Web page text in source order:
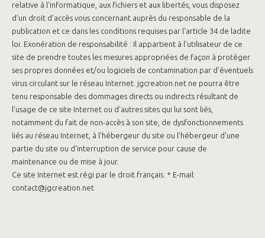
relative à l'informatique, aux fichiers et aux libertés, vous disposez
d'un droit d'accès vous concernant auprès du responsable de la
publication et ce dans les conditions requises par l'article 34 de ladite
loi. Exonération de responsabilité : Il appartient à l'utilisateur de ce
site de prendre toutes les mesures appropriées de façon à protéger
ses propres données et/ou logiciels de contamination par d'éventuels
virus circulant sur le réseau Internet. jgcreation.net ne pourra être
tenu responsable des dommages directs ou indirects résultant de
l'usage de ce site Internet ou d'autres sites qui lui sont liés,
notamment du fait de non-accès à son site, de dysfonctionnements
liés au réseau Internet, à l'hébergeur du site ou l'hébergeur d'une
partie du site ou d'interruption de service pour cause de
maintenance ou de mise à jour.
Ce site Internet est régi par le droit français. * E-mail:
contact@jgcreation.net